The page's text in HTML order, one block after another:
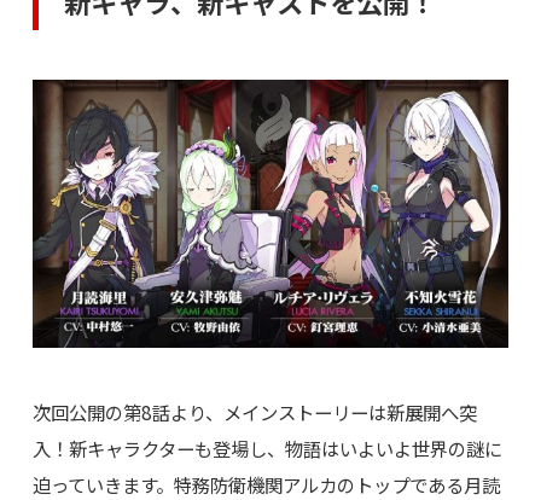
次回公開の第8話より、メインストーリーは新展開へ突
入！新キャラクターも登場し、物語はいよいよ世界の謎に
迫っていきます。特務防衛機関アルカのトップである月読